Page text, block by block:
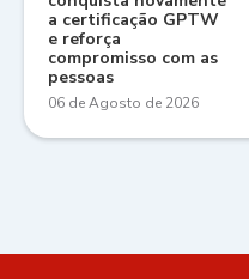
a certificação GPTW
e reforça
compromisso com as
pessoas
06 de Agosto de 2026